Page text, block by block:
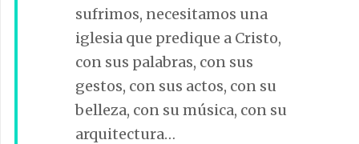
sufrimos, necesitamos una
iglesia que predique a Cristo,
con sus palabras, con sus
gestos, con sus actos, con su
belleza, con su música, con su
arquitectura…